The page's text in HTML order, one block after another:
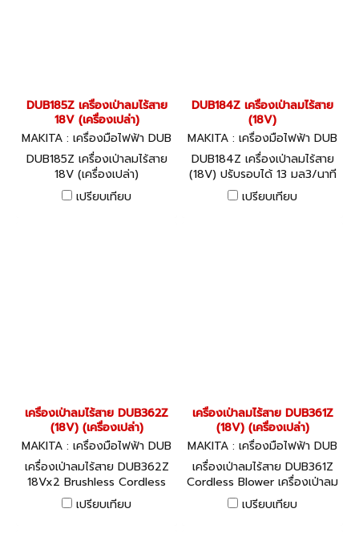
DUB185Z เครื่องเป่าลมไร้สาย
18V (เครื่องเปล่า)
MAKITA : เครื่องมือไฟฟ้า DUB
185Z
DUB185Z เครื่องเป่าลมไร้สาย
18V (เครื่องเปล่า)
เปรียบเทียบ
DUB184Z เครื่องเป่าลมไร้สาย
(18V)
MAKITA : เครื่องมือไฟฟ้า DUB
184Z
DUB184Z เครื่องเป่าลมไร้สาย
(18V) ปรับรอบได้ 13 มล3/นาที
BL, XPT
เปรียบเทียบ
เครื่องเป่าลมไร้สาย DUB362Z
(18V) (เครื่องเปล่า)
MAKITA : เครื่องมือไฟฟ้า DUB
362Z
เครื่องเป่าลมไร้สาย DUB362Z
18Vx2 Brushless Cordless
Variable 6-Speed Blower
เปรียบเทียบ
เครื่องเป่าลมไร้สาย DUB361Z
(18V) (เครื่องเปล่า)
MAKITA : เครื่องมือไฟฟ้า DUB
361Z
เครื่องเป่าลมไร้สาย DUB361Z
Cordless Blower เครื่องเป่าลม
ไร้สายที่ใช้พลังงานจากแบตเตอรี่
ลิเธียมไอออน 18 โวลต์สองก้อน
เปรียบเทียบ